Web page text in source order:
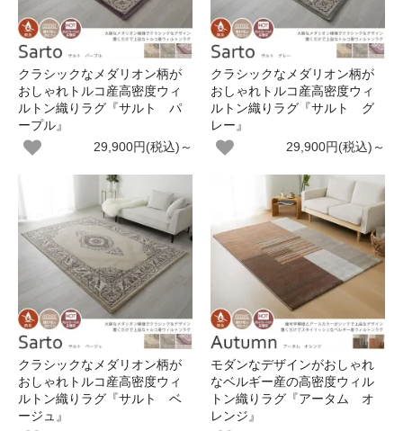
クラシックなメダリオン柄が
おしゃれトルコ産高密度ウィ
ルトン織りラグ『サルト パ
ープル』
29,900円(税込)～
クラシックなメダリオン柄が
おしゃれトルコ産高密度ウィ
ルトン織りラグ『サルト グ
レー』
29,900円(税込)～
クラシックなメダリオン柄が
おしゃれトルコ産高密度ウィ
ルトン織りラグ『サルト ベ
ージュ』
モダンなデザインがおしゃれ
なベルギー産の高密度ウィル
トン織りラグ『アータム オ
レンジ』